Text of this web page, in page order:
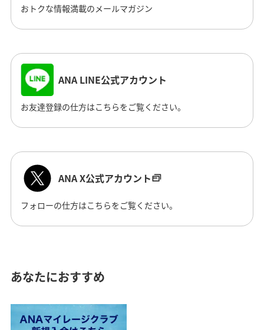
おトクな情報満載のメールマガジン
ANA LINE公式アカウント
お友達登録の仕方はこちらをご覧ください。
ANA X公式アカウント
フォローの仕方はこちらをご覧ください。
あなたにおすすめ